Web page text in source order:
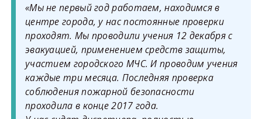
«Мы не первый год работаем, находимся в
центре города, у нас постоянные проверки
проходят. Мы проводили учения 12 декабря с
эвакуацией, применением средств защиты,
участием городского МЧС. И проводим учения
каждые три месяца. Последняя проверка
соблюдения пожарной безопасности
проходила в конце 2017 года.